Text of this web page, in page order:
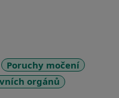
Poruchy močení
orgánů